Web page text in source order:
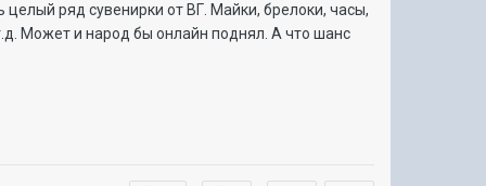
ряд сувенирки от ВГ. Майки, брелоки, часы,
Может и народ бы онлайн поднял. А что шанс